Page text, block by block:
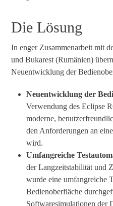
Die Lösung
In enger Zusammenarbeit mit
und Bukarest (Rumänien)
Neuentwicklung der
Neuentwicklung der
Verwendung des Eclipse
moderne,
den Anforderungen an
wird.
Umfangreiche
der Langzeitstabilität und
wurde eine umfangreiche
Bedienoberfläche
Softwaresimulationen der